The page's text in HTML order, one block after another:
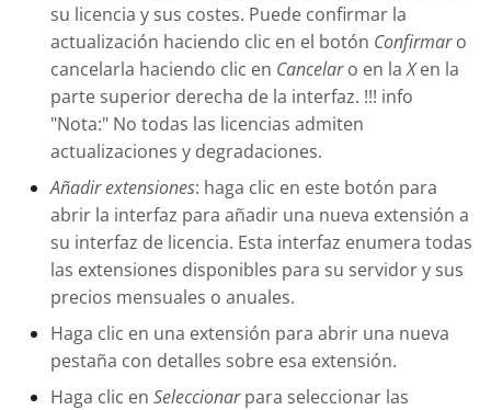
su licencia y sus costes. Puede confirmar la
actualización haciendo clic en el botón Confirmaro
cancelarla haciendo clic en Cancelaro en laXen la
parte superior derecha de la interfaz. !!! info
"Nota:" No todas las licencias admiten
actualizaciones y degradaciones.
Añadir extensiones: haga clic en este botón para
abrir la interfaz para añadir una nueva extensión a
su interfaz de licencia. Esta interfaz enumera todas
las extensiones disponibles para su servidor y sus
precios mensuales o anuales.
Haga clic en una extensión para abrir una nueva
pestaña con detalles sobre esa extensión.
Haga clic en Seleccionarpara seleccionar las